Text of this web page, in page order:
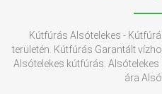
Kútfúrás Alsótelekes -
területén. Kútfúrás Garantált
Alsótelekes kútfúrás.
ára